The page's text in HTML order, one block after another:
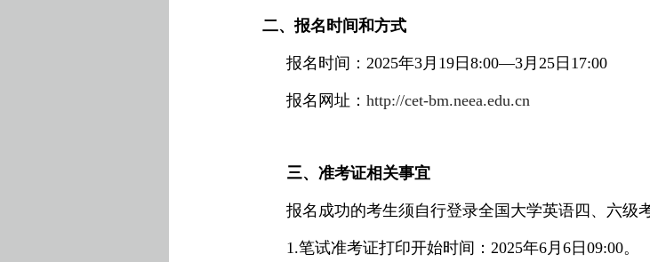
二、报名时间和方式
报名时间：2025年3月 19 日8:00—3月25 日 17:00
报名网址：http://cet-bm.neea.edu.cn
三、准考证相关事宜
报名成功的考生须自行登录全国大学英语四、六级
1.笔试准考证打印开始时间：2025年6月6 日09:00。